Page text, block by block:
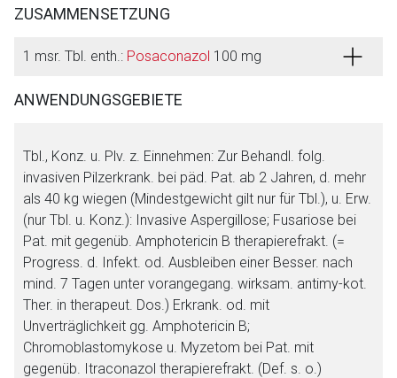
ZUSAMMENSETZUNG
1 msr. Tbl. enth.: Posaconazol 100 mg
ANWENDUNGSGEBIETE
Tbl., Konz. u. Plv. z. Einnehmen: Zur Behandl. folg.
invasiven Pilzerkrank. bei päd. Pat. ab 2 Jahren, d. mehr
als 40 kg wiegen (Mindestgewicht gilt nur für Tbl.), u. Erw.
(nur Tbl. u. Konz.): Invasive Aspergillose; Fusariose bei
Pat. mit gegenüb. Amphotericin B therapierefrakt. (=
Progress. d. Infekt. od. Ausbleiben einer Besser. nach
mind. 7 Tagen unter vorangegang. wirksam. antimy-kot.
Ther. in therapeut. Dos.) Erkrank. od. mit
Unverträglichkeit gg. Amphotericin B;
Chromoblastomykose u. Myzetom bei Pat. mit
gegenüb. Itraconazol therapierefrakt. (Def. s. o.)